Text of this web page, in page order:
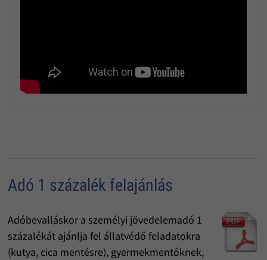
Adó 1 százalék felajánlás
Adóbevalláskor a személyi jövedelemadó 1
százalékát ajánlja fel állatvédő feladatokra
(kutya, cica mentésre), gyermekmentőknek,